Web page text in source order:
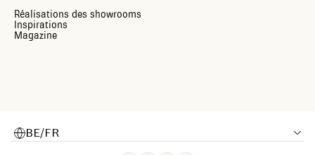
Réalisations des showrooms
Inspirations
Magazine
BE/FR